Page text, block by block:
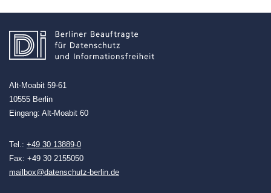
Alt-Moabit 59-61
10555 Berlin
Eingang: Alt-Moabit 60
Tel.: +49 30 13889-0
Fax: +49 30 2155050
mailbox@datenschutz-berlin.de